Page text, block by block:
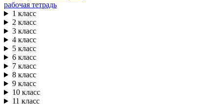
рабочая тетрадь
1 класс
2 класс
3 класс
4 класс
5 класс
6 класс
7 класс
8 класс
9 класс
10 класс
11 класс